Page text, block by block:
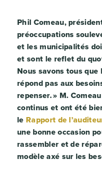
Phil Comeau,
préoccupations
et les municipalités
et sont le reflet du
Nous savons tous
répond pas aux
repenser. » M.
continus et ont été
le Rapport de
une bonne occasion
rassembler et de
modèle axé sur les